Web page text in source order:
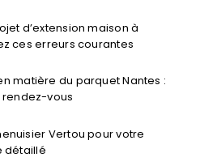
d’extension maison à
ces erreurs courantes
matière du parquet Nantes :
vous
Vertou pour votre
détaillé